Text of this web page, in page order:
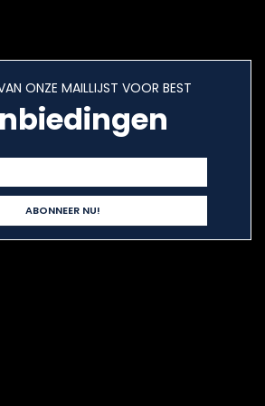
ONZE MAILLIJST VOOR BEST